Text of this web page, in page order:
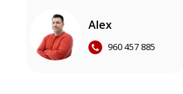
Alex
960 457 885